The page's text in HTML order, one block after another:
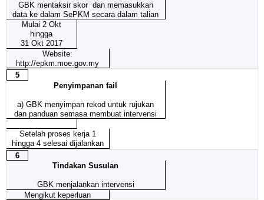
GBK mentaksir skor dan memasukkan
data ke dalam SePKM secara dalam talian
Mulai 2 Okt
hingga
31 Okt 2017
Website:
http://epkm.moe.gov.my
5
Penyimpanan fail
a) GBK menyimpan rekod untuk rujukan
dan panduan semasa membuat intervensi
Setelah proses kerja 1
hingga 4 selesai dijalankan
6
Tindakan Susulan
GBK menjalankan intervensi
Mengikut keperluan